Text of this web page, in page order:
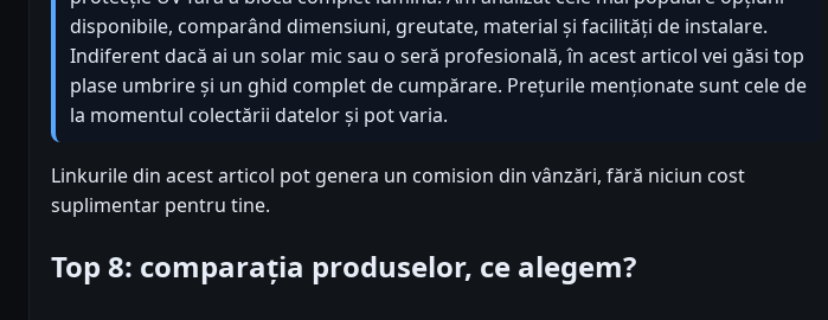
disponibile, comparând dimensiuni, greutate, material și facilități de instalare.
Indiferent dacă ai un solar mic sau o seră profesională, în acest articol vei găsi top
plase umbrire și un ghid complet de cumpărare. Prețurile menționate sunt cele de
la momentul colectării datelor și pot varia.
Linkurile din acest articol pot genera un comision din vânzări, fără niciun cost
suplimentar pentru tine.
Top 8: comparația produselor, ce alegem?